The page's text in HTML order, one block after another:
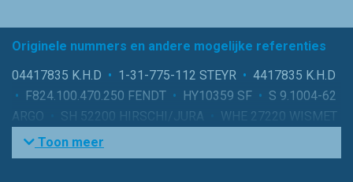
Originele nummers en andere mogelijke referenties
04417835 K.H.D • 1-31-775-112 STEYR • 4417835 K.H.D
• F824.100.470.250 FENDT • HY10359 SF • S 9.1004-62
ARGO
SH 52200 HIRSCHI/JURA
WHE 27220 WISMET
Toon meer